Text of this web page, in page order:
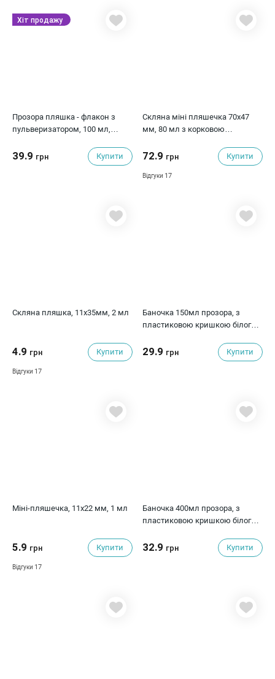
Прозора пляшка - флакон з
пульверизатором, 100 мл,
39.9 грн Купити
Хіт продажу
Скляна міні пляшечка 70х47
мм, 80 мл з корковою
72.9 грн Купити
Відгуки 17
Скляна пляшка, 11х35мм, 2 мл
4.9 грн Купити
Відгуки 17
Баночка 150мл прозора, з
пластиковою кришкою білого
29.9 грн Купити
Міні-пляшечка, 11х22 мм, 1 мл
5.9 грн Купити
Відгуки 17
Баночка 400мл прозора, з
пластиковою кришкою білого
32.9 грн Купити